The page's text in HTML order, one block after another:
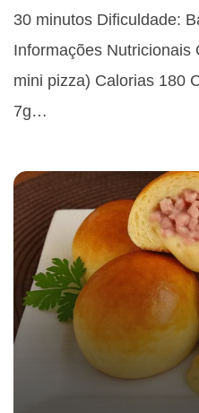
30 minutos Dificuldade:
Informações Nutricionais
mini pizza) Calorias 180
7g…